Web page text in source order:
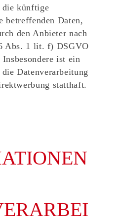
die künftige
betreffenden Daten,
den Anbieter nach
Abs. 1 lit. f) DSGVO
ist ein
Datenverarbeitung
statthaft.